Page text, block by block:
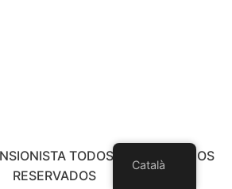
TODOS LOS DERECHOS
RESERVADOS
Català